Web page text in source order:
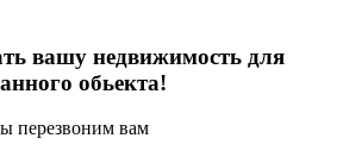
вашу недвижимость для
обьекта!
перезвоним вам